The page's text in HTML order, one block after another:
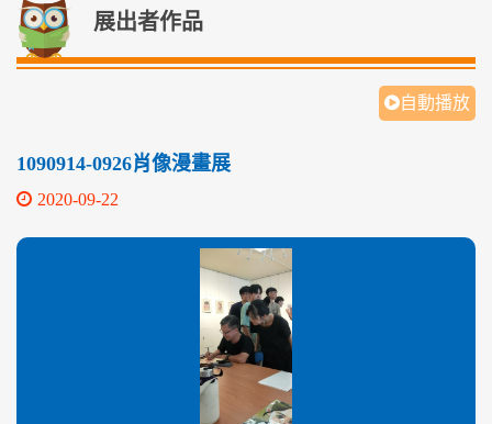
展出者作品
自動播放
1090914-0926肖像漫畫展
2020-09-22